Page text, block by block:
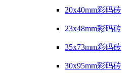
20x40mm彩码砖
23x48mm彩码砖
35x73mm彩码砖
30x95mm彩码砖